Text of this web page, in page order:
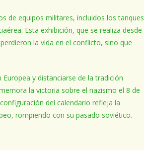
de equipos militares, incluidos los tanques
Esta exhibición, que se realiza desde
la vida en el conflicto, sino que
y distanciarse de la tradición
la victoria sobre el nazismo el 8 de
del calendario refleja la
rompiendo con su pasado soviético.